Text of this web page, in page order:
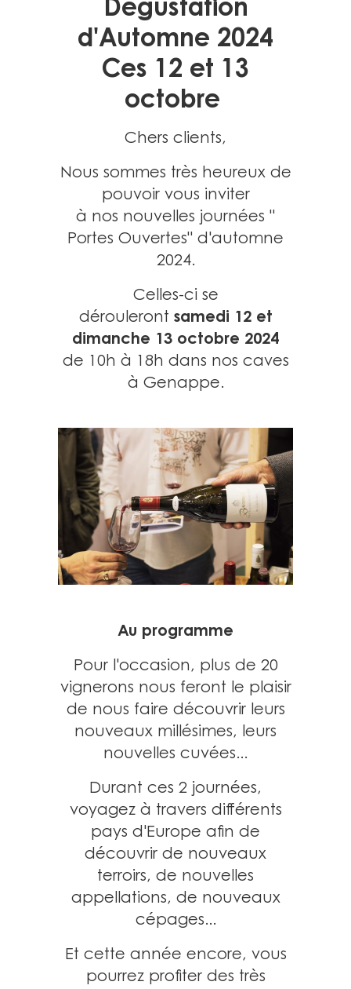
d'Automne 2024
Ces 12 et 13
octobre
Chers clients,
Nous sommes très heureux de
pouvoir vous inviter
à nos nouvelles journées "
Portes Ouvertes" d'automne
2024.
Celles-ci se
dérouleront samedi 12 et
dimanche 13 octobre 2024
de 10h à 18h dans nos caves
à Genappe.
Au programme
Pour l'occasion, plus de 20
vignerons nous feront le plaisir
de nous faire découvrir leurs
nouveaux millésimes, leurs
nouvelles cuvées...
Durant ces 2 journées,
voyagez à travers différents
pays d'Europe afin de
découvrir de nouveaux
terroirs, de nouvelles
appellations, de nouveaux
cépages...
Et cette année encore, vous
pourrez profiter des très